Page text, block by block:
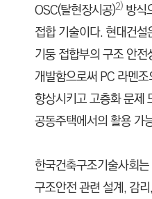
OSC(탈현장시공)2) 방식
접합 기술이다. 현대건
기둥 접합부의 구조 안
개발함으로써 PC 라멘
향상시키고 고층화 문제
공동주택에서의 활용 가
한국건축구조기술사회
구조안전 관련 설계, 감